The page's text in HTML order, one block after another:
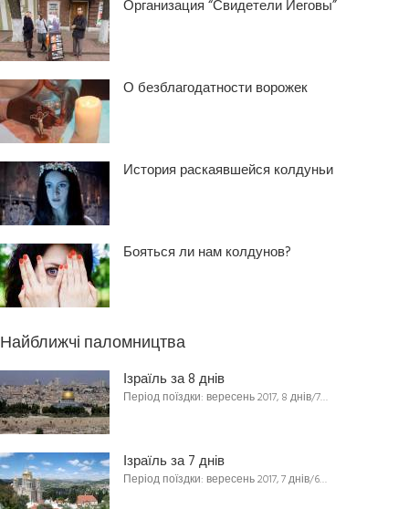
Организация “Свидетели Иеговы”
О безблагодатности ворожек
История раскаявшейся колдуньи
Бояться ли нам колдунов?
Найближчі паломництва
Ізраїль за 8 днів
Період поїздки: вересень 2017, 8 днів/7…
Ізраїль за 7 днів
Період поїздки: вересень 2017, 7 днів/6…